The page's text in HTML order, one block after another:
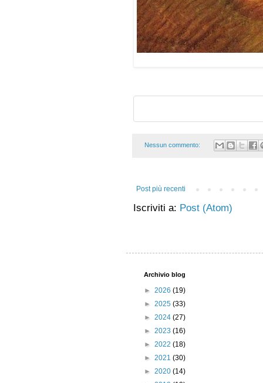
Nessun commento:
Post più recenti
Iscriviti a: Post (Atom)
Archivio blog
► 2026 (19)
► 2025 (33)
► 2024 (27)
► 2023 (16)
► 2022 (18)
► 2021 (30)
► 2020 (14)